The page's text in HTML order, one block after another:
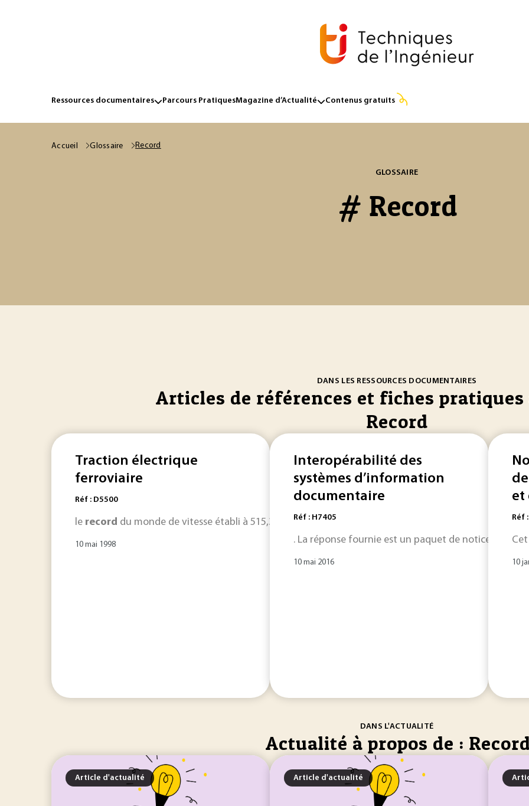
Ressources documentaires Parcours PratiquesMagazine d’Actualité Contenus gratuits
Accueil Glossaire Record
GLOSSAIRE
# Record
DANS LES RESSOURCES DOCUMENTAIRES
Articles de références et fiches pratiques
Record
Traction électrique
ferroviaire
Réf : D5500
le record du monde de vitesse établi à 515,3 km/h le 18 mai 1990 que la technique roue-rail...
10 mai 1998
Interopérabilité des
systèmes d’information
documentaire
Réf : H7405
. La réponse fournie est un paquet de notices au
10 mai 2016
et
Réf
10
DANS L'ACTUALITÉ
Actualité à propos de :
Article d'actualité Article d'actualité